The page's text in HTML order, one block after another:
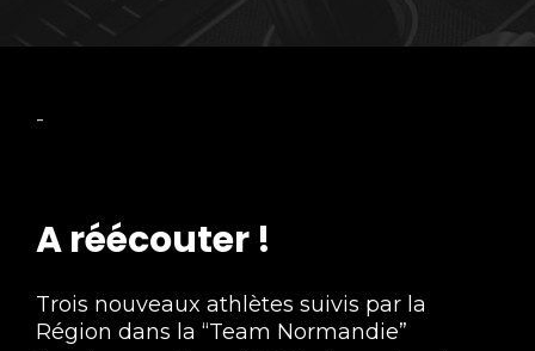
-
A réécouter !
Trois nouveaux athlètes suivis par la
Région dans la “Team Normandie”